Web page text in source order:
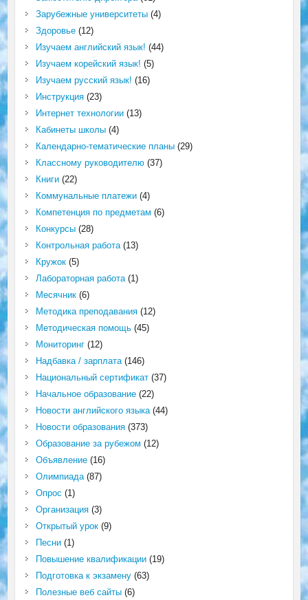
Зарубежные университеты(4)
Здоровье(12)
Изучаем английский язык! (44)
Изучаем корейский язык! (5)
Изучаем русский язык! (16)
Инструкция(23)
Интернет технологии(13)
Кабинеты школы(4)
Календарно-тематические планы(29)
Классному руководителю(37)
Книги(22)
Коммунальные платежи(4)
Компетенция по предметам (6)
Конкурсы(28)
Контрольная работа(13)
Кружок(5)
Лабораторная работа(1)
Месячник(6)
Методика преподавания(12)
Методическая помощь(45)
Мониторинг(12)
Надбавка / зарплата(146)
Национальный сертификат(37)
Начальное образование(22)
Новости английского языка(44)
Новости образования(373)
Образование за рубежом (12)
Объявление(16)
Олимпиада(87)
Опрос (1)
Организация(3)
Открытый урок(9)
Песни(1)
Повышение квалификации(19)
Подготовка к экзамену(63)
Полезные веб сайты(6)